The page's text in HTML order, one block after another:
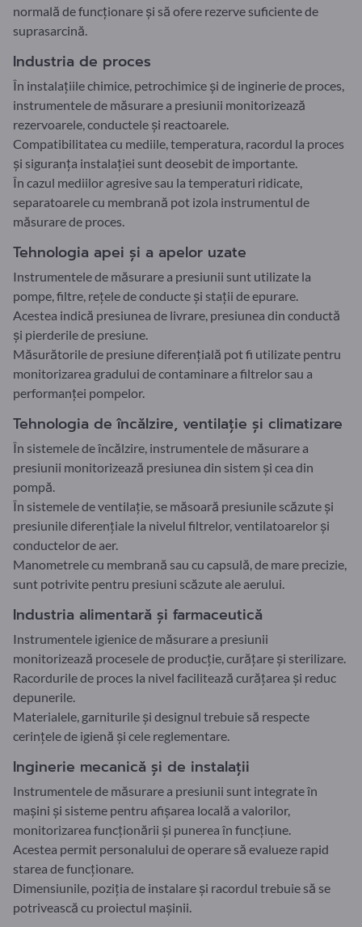
normală de funcționare și să ofere rezerve suficiente de
suprasarcină.
Industria de proces
În instalațiile chimice, petrochimice și de inginerie de proces,
instrumentele de măsurare a presiunii monitorizează
rezervoarele, conductele și reactoarele.
Compatibilitatea cu mediile, temperatura, racordul la proces
și siguranța instalației sunt deosebit de importante.
În cazul mediilor agresive sau la temperaturi ridicate,
separatoarele cu membrană pot izola instrumentul de
măsurare de proces.
Tehnologia apei și a apelor uzate
Instrumentele de măsurare a presiunii sunt utilizate la
pompe, filtre, rețele de conducte și stații de epurare.
Acestea indică presiunea de livrare, presiunea din conductă
și pierderile de presiune.
Măsurătorile de presiune diferențială pot fi utilizate pentru
monitorizarea gradului de contaminare a filtrelor sau a
performanței pompelor.
Tehnologia de încălzire, ventilație și climatizare
În sistemele de încălzire, instrumentele de măsurare a
presiunii monitorizează presiunea din sistem și cea din
pompă.
În sistemele de ventilație, se măsoară presiunile scăzute și
presiunile diferențiale la nivelul filtrelor, ventilatoarelor și
conductelor de aer.
Manometrele cu membrană sau cu capsulă, de mare precizie,
sunt potrivite pentru presiuni scăzute ale aerului.
Industria alimentară și farmaceutică
Instrumentele igienice de măsurare a presiunii
monitorizează procesele de producție, curățare și sterilizare.
Racordurile de proces la nivel facilitează curățarea și reduc
depunerile.
Materialele, garniturile și designul trebuie să respecte
cerințele de igienă și cele reglementare.
Inginerie mecanică și de instalații
Instrumentele de măsurare a presiunii sunt integrate în
mașini și sisteme pentru afișarea locală a valorilor,
monitorizarea funcționării și punerea în funcțiune.
Acestea permit personalului de operare să evalueze rapid
starea de funcționare.
Dimensiunile, poziția de instalare și racordul trebuie să se
potrivească cu proiectul mașinii.